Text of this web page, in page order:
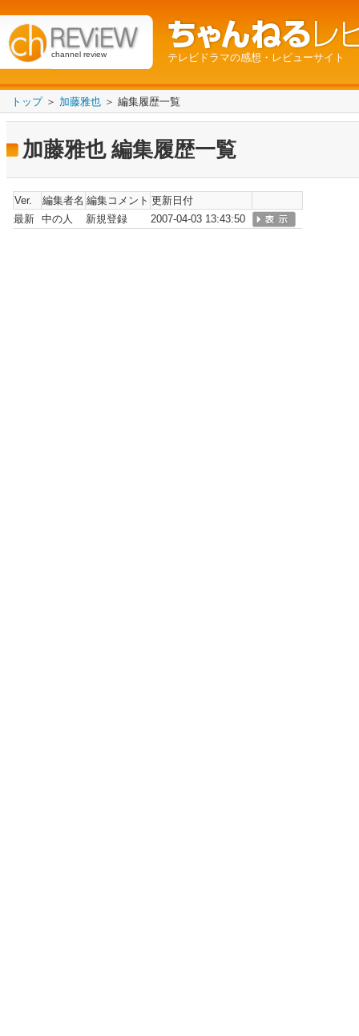
channel review テレビドラマの感想・レビューサイト
トップ＞ 加藤雅也 ＞ 編集履歴一覧
加藤雅也 編集履歴一覧
Ver. 編集者名 編集コメント 更新日付
最新 中の人 新規登録 2007-04-03 13:43:50